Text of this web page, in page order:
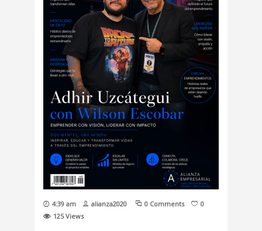
4:39 am alianza2020 0 Comments
0
125 Views